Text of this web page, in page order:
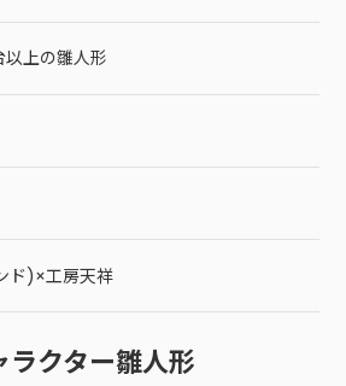
上の雛人形
ド)×工房天祥
ラクター雛人形